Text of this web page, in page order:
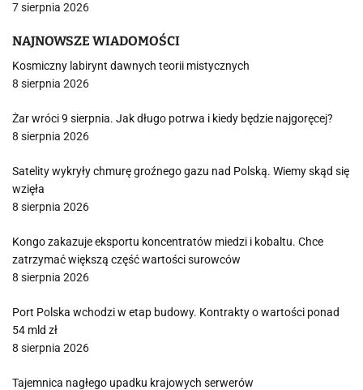
7 sierpnia 2026
NAJNOWSZE WIADOMOŚCI
Kosmiczny labirynt dawnych teorii mistycznych
8 sierpnia 2026
Żar wróci 9 sierpnia. Jak długo potrwa i kiedy będzie najgoręcej?
8 sierpnia 2026
Satelity wykryły chmurę groźnego gazu nad Polską. Wiemy skąd się
wzięła
8 sierpnia 2026
Kongo zakazuje eksportu koncentratów miedzi i kobaltu. Chce
zatrzymać większą część wartości surowców
8 sierpnia 2026
Port Polska wchodzi w etap budowy. Kontrakty o wartości ponad
54 mld zł
8 sierpnia 2026
Tajemnica nagłego upadku krajowych serwerów